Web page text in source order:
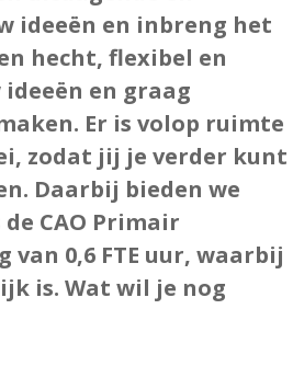
ideeën en inbreng het
hecht, flexibel en
en graag
Er is volop ruimte
, zodat jij je verder kunt
Daarbij bieden we
CAO Primair
0,6 FTE uur, waarbij
is. Wat wil je nog